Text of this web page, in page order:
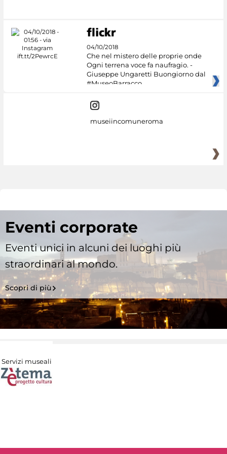
04/10/2018
Che nel mistero delle proprie onde
Ogni terrena voce fa naufragio. -
Giuseppe Ungaretti Buongiorno dal
#MuseoBarracco
museiincomuneroma
Eventi corporate
Eventi unici in alcuni dei luoghi più
straordinari al mondo.
Scopri di più
Servizi museali